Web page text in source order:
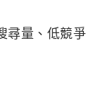
尋量、低競爭